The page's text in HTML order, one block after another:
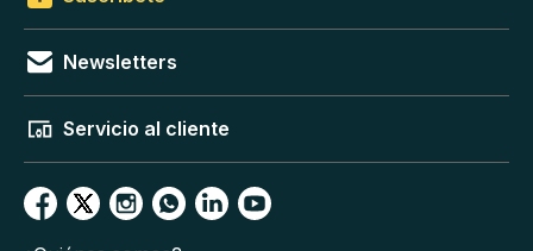
Newsletters
Servicio al cliente